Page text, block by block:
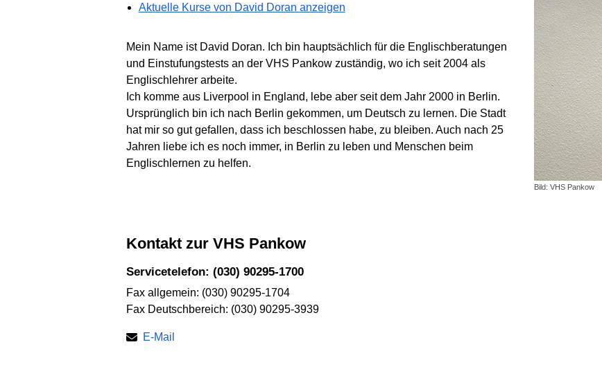
Bild: VHS Pankow
Aktuelle Kurse von David Doran anzeigen
Mein Name ist David Doran. Ich bin hauptsächlich für die Englischberatungen
und Einstufungstests an der VHS Pankow zuständig, wo ich seit 2004 als
Englischlehrer arbeite.
Ich komme aus Liverpool in England, lebe aber seit dem Jahr 2000 in Berlin.
Ursprünglich bin ich nach Berlin gekommen, um Deutsch zu lernen. Die Stadt
hat mir so gut gefallen, dass ich beschlossen habe, zu bleiben. Auch nach 25
Jahren liebe ich es noch immer, in Berlin zu leben und Menschen beim
Englischlernen zu helfen.
Kontakt zur VHS Pankow
Servicetelefon: (030) 90295-1700
Fax allgemein: (030) 90295-1704
Fax Deutschbereich: (030) 90295-3939
E-Mail